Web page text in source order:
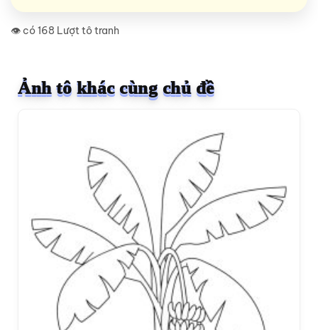
👁️ có 168 Lượt tô tranh
Ảnh tô khác cùng chủ đề